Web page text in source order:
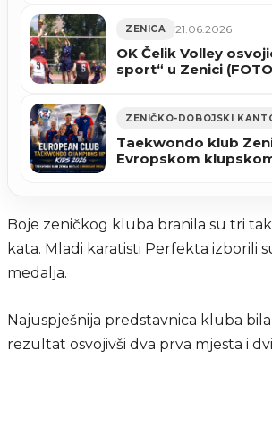
ZENICA 21.06.2026
OK Čelik Volley
sport“ u Zenici
ZENIČKO-DOBOJSKI
Taekwondo klub
Evropskom
Boje zeničkog kluba branila su tri
kata. Mladi karatisti Perfekta izborili
medalja.
Najuspješnija predstavnica kluba
rezultat osvojivši dva prva mjesta i